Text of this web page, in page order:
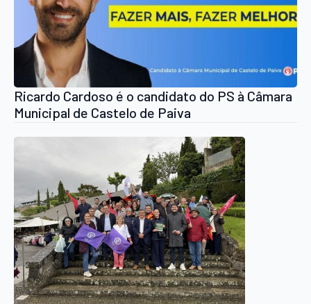
Ricardo Cardoso é o candidato do PS à Câmara
Municipal de Castelo de Paiva